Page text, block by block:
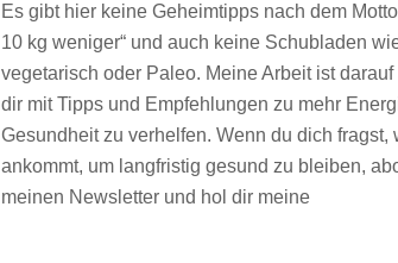
Es gibt hier keine Geheimtipps nach dem
10 kg weniger“ und auch keine Schubladen
vegetarisch oder Paleo. Meine Arbeit ist darauf
dir mit Tipps und Empfehlungen zu mehr
Gesundheit zu verhelfen. Wenn du dich fragst,
ankommt, um langfristig gesund zu bleiben,
meinen Newsletter und hol dir meine